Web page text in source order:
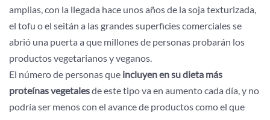
amplias, con la llegada hace unos años de la soja texturizada,
el tofu o el seitán a las grandes superficies comerciales se
abrió una puerta a que millones de personas probarán los
productos vegetarianos y veganos.
El número de personas que incluyen en su dieta más
proteínas vegetalesde este tipo va en aumento cada día, y no
podría ser menos con el avance de productos como el que